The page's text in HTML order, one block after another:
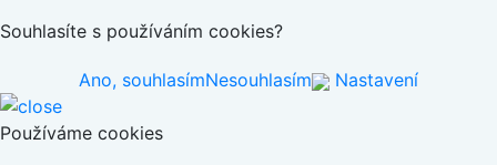
Souhlasíte s používáním cookies?
Ano, souhlasímNesouhlasím Nastavení
Používáme cookies